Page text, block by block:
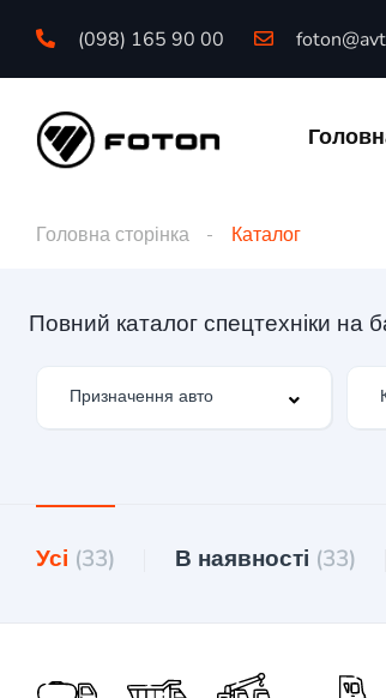
(098) 165 90 00
Головна сторінка Каталог
Повний каталог спецтехніки на
Усі (33) В наявності (33)